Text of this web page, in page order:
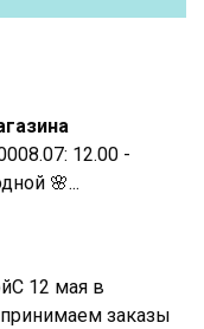
12.00 -
🌸...
12 мая в
заказы